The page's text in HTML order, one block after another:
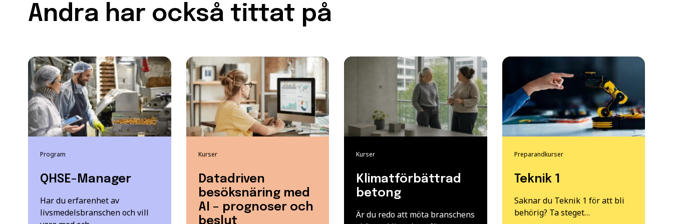
Andra har också tittat på
Program
QHSE-Manager
Har du erfarenhet av
livsmedelsbranschen och vill
Kurser
Datadriven
besöksnäring med
AI – prognoser och
beslut
Kurser
Klimatförbättrad
betong
Är du redo att möta branschens
Preparandkurser
Teknik 1
Saknar du Teknik 1 för att bli
behörig? Ta steget…